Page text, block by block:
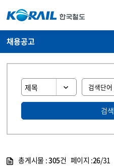
채용공고
검색
총게시물 :305건 페이지 :26/31